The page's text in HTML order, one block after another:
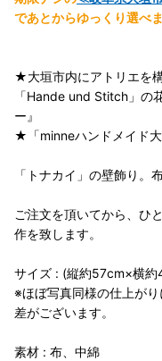
であとからゆっくり選べ
★大垣市内にアトリエを
「Hande und Stitch」の
ー』
★「minneハンドメイド
「トナカイ」の壁飾り。
ご注文を頂いてから、ひ
作を致します。
サイズ : (縦約57cm×横
※ほぼ写真同様の仕上が
差がございます。
素材 : 布、中綿